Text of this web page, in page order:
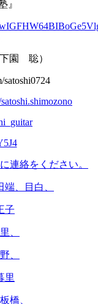
』
園 聡）
satoshi0724
連絡をください。
、目白、
子
、
、
里
橋、